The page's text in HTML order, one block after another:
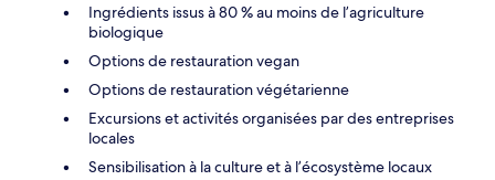
Ingrédients issus à 80 % au moins de l’agriculture
biologique
Options de restauration vegan
Options de restauration végétarienne
Excursions et activités organisées par des entreprises
locales
Sensibilisation à la culture et à l’écosystème locaux